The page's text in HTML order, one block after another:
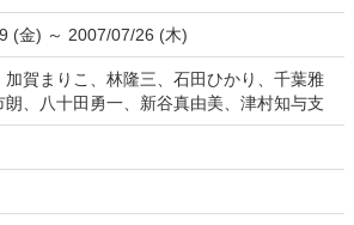
(金) ～ 2007/07/26 (木)
加賀まりこ、林隆三、石田ひかり、千葉雅
朗、八十田勇一、新谷真由美、津村知与支